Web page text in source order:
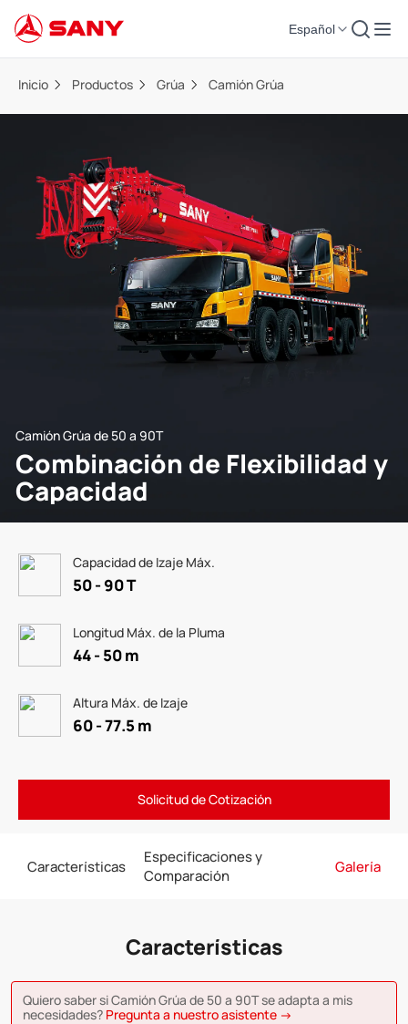
Español
Inicio Productos Grúa Camión Grúa
Camión Grúa de 50 a 90T
Combinación de Flexibilidad y
Capacidad
Capacidad de Izaje Máx.
50 - 90 T
Longitud Máx. de la Pluma
44 - 50 m
Altura Máx. de Izaje
60 - 77.5 m
Solicitud de Cotización
Características
Especificaciones y
Comparación
Galería
Características
Quiero saber si Camión Grúa de 50 a 90T se adapta a mis
necesidades? Pregunta a nuestro asistente →